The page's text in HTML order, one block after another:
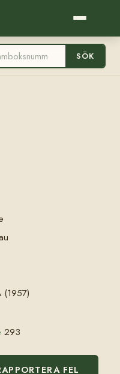
SÖK
(1957)
293
FEL